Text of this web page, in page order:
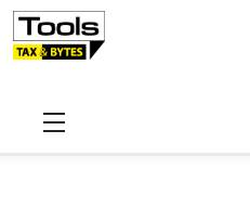
Startseite